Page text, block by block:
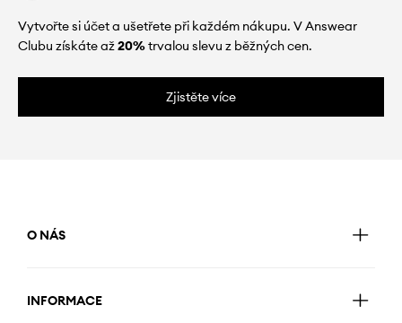
Vytvořte si účet a ušetřete při každém nákupu. V Answear
Clubu získáte až20%trvalou slevu z běžných cen.
Zjistěte více
O NÁS
INFORMACE